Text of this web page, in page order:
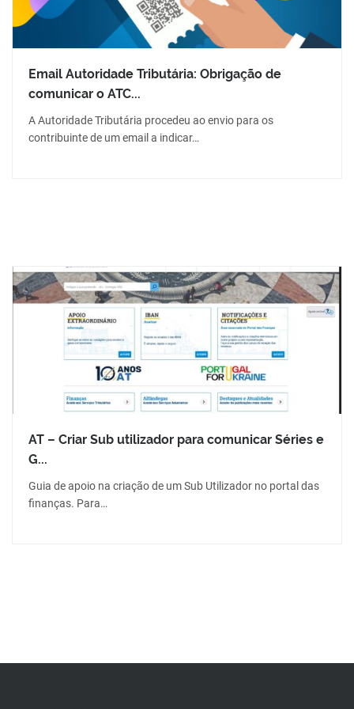
Email Autoridade Tributária: Obrigação de
comunicar o ATC...
A Autoridade Tributária procedeu ao envio para os
contribuinte de um email a indicar…
AT – Criar Sub utilizador para comunicar Séries e
G...
Guia de apoio na criação de um Sub Utilizador no portal das
finanças. Para…